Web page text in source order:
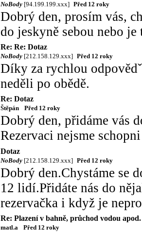
NoBody [94.199.199.xxx] Před 12 roky
Dobrý den, prosím vás,
do jeskyně sebou nebo je
Re: Re: Dotaz
NoBody [212.158.129.xxx] Před 12 roky
Díky za rychlou
neděli po obědě.
Re: Dotaz
Štěpán Před 12 roky
Dobrý den, přidáme vás
Rezervaci nejsme
Dotaz
NoBody [212.158.129.xxx] Před 12 roky
Dobrý den.Chystáme se
12 lidí.Přidáte nás do
rezervačka i když je
Re: Plazení v bahně, průchod vodou apod.
matl.a Před 12 roky